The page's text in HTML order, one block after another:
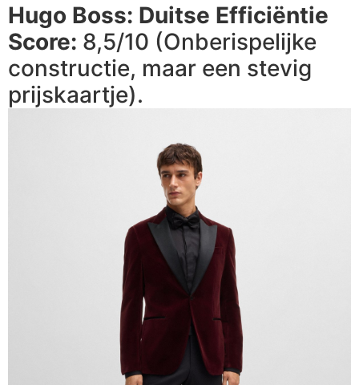
Hugo Boss: Duitse Efficiëntie
Score: 8,5/10 (Onberispelijke
constructie, maar een stevig
prijskaartje).